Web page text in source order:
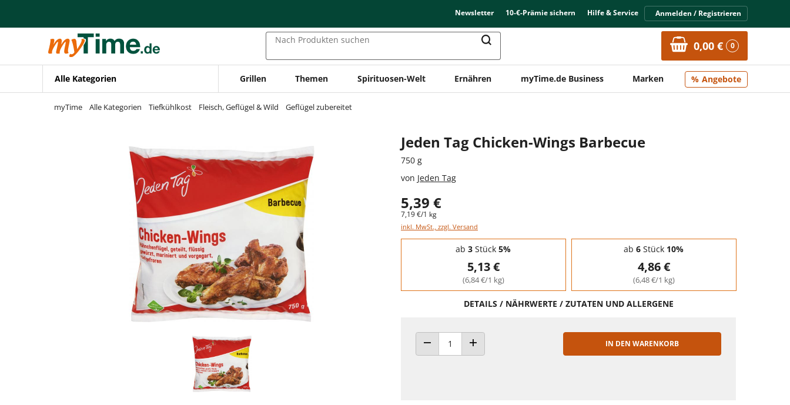
Zur Navigation springen
Zur Suche springen
Newsletter 10-€-Prämie sichern Hilfe & Service Anmelden / Registrieren
Nach Produkten suchen 0,00 € 0
Alle Kategorien Grillen Themen Spirituosen-Welt Ernähren myTime.de Business Marken Angebote
myTime Alle Kategorien Tiefkühlkost Fleisch, Geflügel & Wild Geflügel zubereitet
Jeden Tag Chicken-Wings Barbecue
750 g
von Jeden Tag
5,39 €
7,19 €/1 kg
inkl. MwSt., zzgl. Versand
Staffelpreise - Mengenrabatt
ab 3 Stück 5%
5,13 €
(6,84 €/1 kg)
ab 6 Stück 10%
4,86 €
(6,48 €/1 kg)
DETAILS / NÄHRWERTE / ZUTATEN UND ALLERGENE
ANZAHL VERRINGERNANZAHL ERHÖHEN
IN DEN WARENKORB